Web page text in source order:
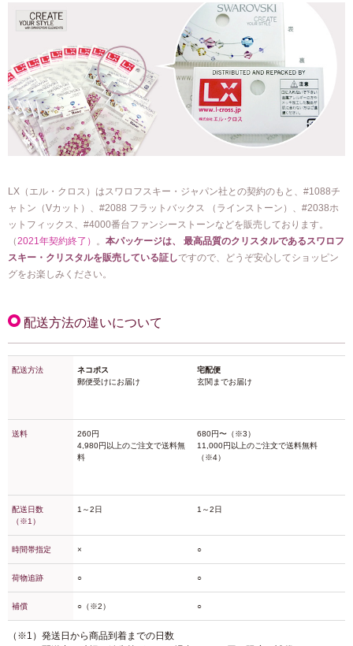
LX（エル・クロス）はスワロフスキー・ジャパン社との契約のもと、#1088チ
ャトン（Vカット）、#2088 フラットバックス （ラインストーン）、#2038ホ
ットフィックス、#4000番台ファンシーストーンなどを販売しております。
（2021年契約終了） 。 本パッケージは、 最高品質のクリスタルであるスワロフ
スキー・クリスタルを販売している証しですので、どうぞ安心してショッピン
グをお楽しみください。
配送方法の違いについて
配送方法
送料
配送日数
（※1）
時間帯指定
荷物追跡
補償
ネコポス
郵便受けにお届け
260円
4,980円以上のご注文で送料無
料
1～2日
×
○
○（※2）
宅配便
玄関までお届け
680円〜（※3）
11,000円以上のご注文で送料無料
（※4）
1～2日
○
○
○
（※1）発送日から商品到着までの日数